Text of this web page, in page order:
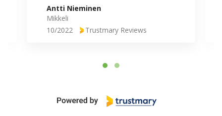
Antti Nieminen
Mikkeli
10/2022
Trustmary Reviews